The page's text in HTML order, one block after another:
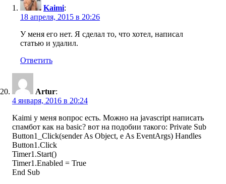
Kaimi:
18 апреля, 2015 в 20:26
У меня его нет. Я сделал то, что хотел, написал
статью и удалил.
Ответить
Artur:
4 января, 2016 в 20:24
Kaimi у меня вопрос есть. Можно на javascript написать
спамбот как на basic? вот на подобии такого: Private Sub
Button1_Click(sender As Object, e As EventArgs) Handles
Button1.Click
Timer1.Start()
Timer1.Enabled = True
End Sub